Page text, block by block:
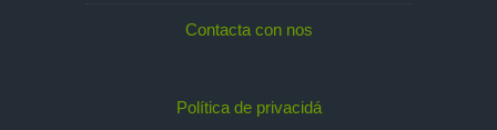
Contacta con nos
Política de privacidá